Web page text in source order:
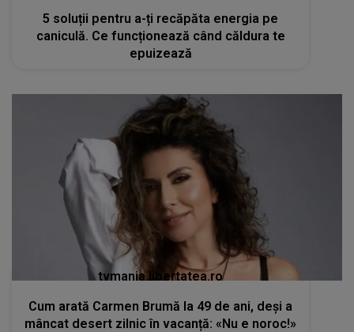
5 soluții pentru a-ți recăpăta energia pe
caniculă. Ce funcționează când căldura te
epuizează
tvmania.libertatea.ro
Cum arată Carmen Brumă la 49 de ani, deși a
mâncat desert zilnic în vacanță: «Nu e noroc!»